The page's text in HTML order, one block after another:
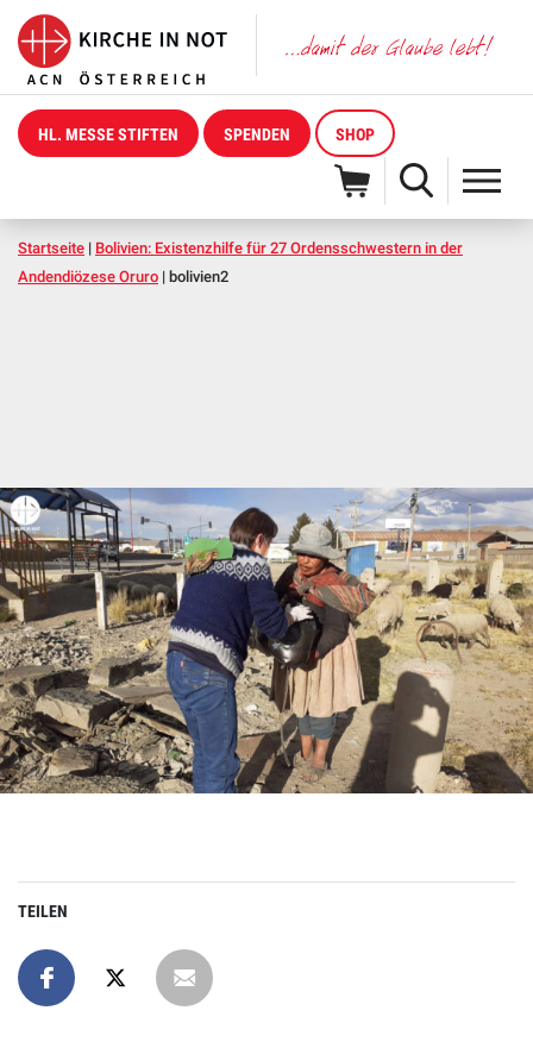
HL. MESSE STIFTEN SPENDEN SHOP
Startseite | Bolivien: Existenzhilfe für 27 Ordensschwestern in der
Andendiözese Oruro | bolivien2
TEILEN